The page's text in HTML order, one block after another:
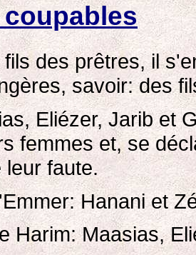
des prêtres, il
savoir: des
Eliézer, Jarib et
femmes et, se
leur faute.
Hanani et
Harim: Maasias,